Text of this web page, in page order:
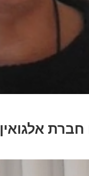
אלגואין